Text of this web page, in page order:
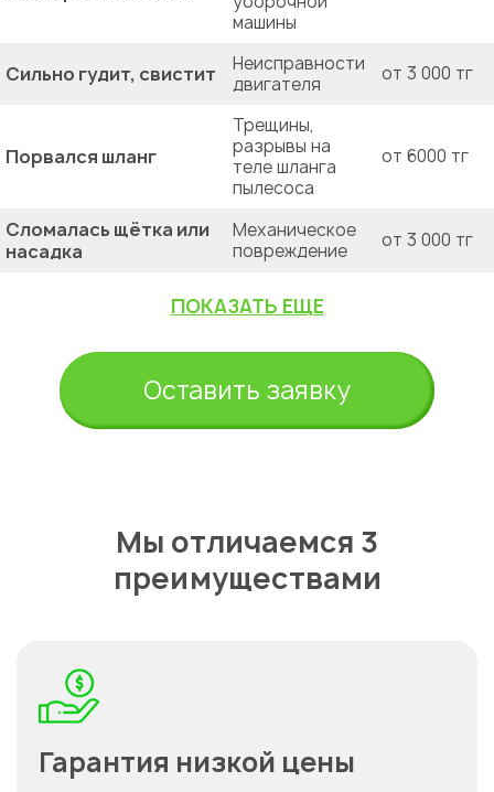
машины
Сильно гудит, свистит
Неисправности
двигателя
от 3 000 тг
Порвался шланг
Трещины,
разрывы на
теле шланга
пылесоса
от 6000 тг
Сломалась щётка или
насадка
Механическое
повреждение
от 3 000 тг
ПОКАЗАТЬ ЕЩЕ
Оставить заявку
Мы отличаемся 3
преимуществами
Гарантия низкой цены